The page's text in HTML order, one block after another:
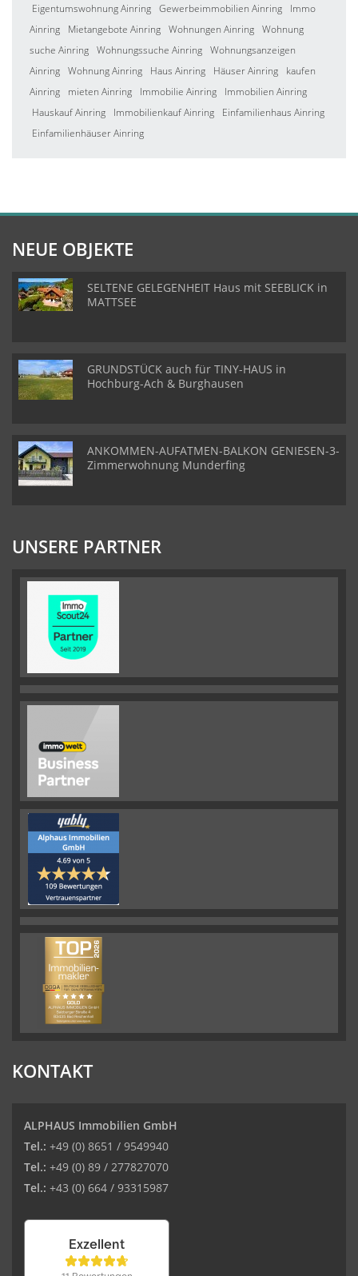
Eigentumswohnung Ainring Gewerbeimmobilien Ainring
Immo
Ainring
Mietangebote Ainring Wohnungen Ainring Wohnung
suche Ainring Wohnungssuche Ainring Wohnungsanzeigen
Ainring Wohnung Ainring Haus Ainring Häuser Ainring
kaufen
Ainring
mieten Ainring Immobilie Ainring
Immobilien Ainring
Hauskauf Ainring
Immobilienkauf Ainring
Einfamilienhaus Ainring
Einfamilienhäuser Ainring
NEUE OBJEKTE
SELTENE GELEGENHEIT Haus mit SEEBLICK in
MATTSEE
GRUNDSTÜCK auch für TINY-HAUS in
Hochburg-Ach & Burghausen
ANKOMMEN-AUFATMEN-BALKON GENIESEN-3-
Zimmerwohnung Munderfing
UNSERE PARTNER
KONTAKT
ALPHAUS Immobilien GmbH
Tel.: +49 (0) 8651 / 9549940
Tel.: +49 (0) 89 / 277827070
Tel.: +43 (0) 664 / 93315987